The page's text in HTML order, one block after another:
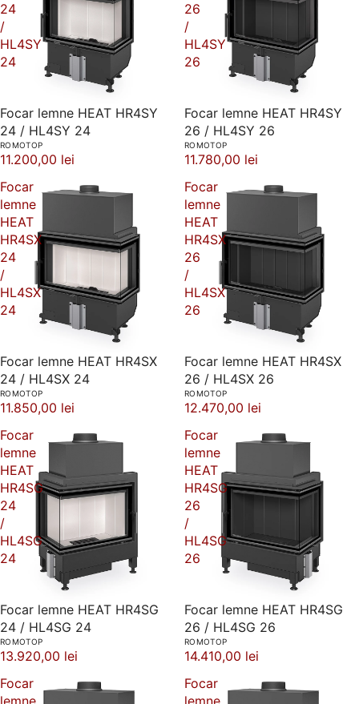
24
/
HL4SY
24
Focar lemne HEAT HR4SY
24 / HL4SY 24
ROMOTOP
11.200,00 lei
26
/
HL4SY
26
Focar lemne HEAT HR4SY
26 / HL4SY 26
ROMOTOP
11.780,00 lei
Focar
lemne
HEAT
HR4SX
24
/
HL4SX
24
Focar lemne HEAT HR4SX
24 / HL4SX 24
ROMOTOP
11.850,00 lei
Focar
lemne
HEAT
HR4SX
26
/
HL4SX
26
Focar lemne HEAT HR4SX
26 / HL4SX 26
ROMOTOP
12.470,00 lei
Focar
lemne
HEAT
HR4SG
24
/
HL4SG
24
Focar lemne HEAT HR4SG
24 / HL4SG 24
ROMOTOP
13.920,00 lei
Focar
lemne
HEAT
HR4SG
26
/
HL4SG
26
Focar lemne HEAT HR4SG
26 / HL4SG 26
ROMOTOP
14.410,00 lei
Focar
lemne
Focar
lemne